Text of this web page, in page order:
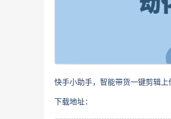
快手小助手，智能带货一键剪辑
下载地址：